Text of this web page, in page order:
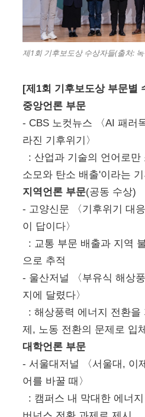
제1회 기후보도상 수상자들(출처:
[제1회 기후보도상 부문별
중앙언론 부문
- CBS 노컷뉴스
〈AI 패러
라진 기후위기〉
: 산업과 기술의 언어로만
소모와 탄소 배출'이라는
지역언론 부문(공동 수상)
- 고양신문
〈기후위기 대
이 답이다〉
: 교통 부문 배출과 지역
으로 추적
- 울산저널
〈부유식 해상
지에 달렸다〉
: 해상풍력 에너지 전환을
제, 노동 전환의 문제로 입
대학언론 부문
- 서울대저널
〈서울대, 이
어를 바꿀 때〉
: 캠퍼스 내 막대한 에너